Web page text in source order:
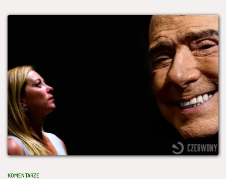
KOMENTARZE